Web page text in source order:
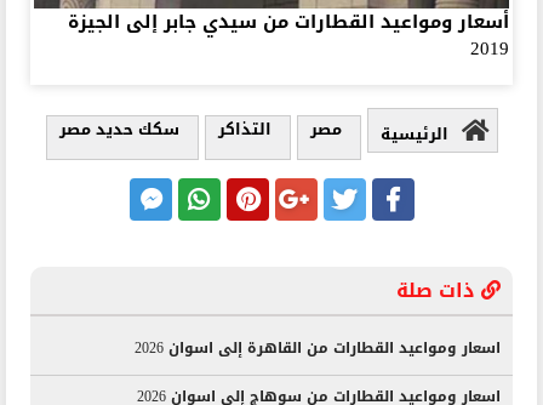
أسعار ومواعيد القطارات من سيدي جابر إلى الجيزة
2019
الرئيسية مصر التذاكر سكك حديد مصر
ذات صلة
اسعار ومواعيد القطارات من القاهرة إلى اسوان 2026
اسعار ومواعيد القطارات من سوهاج إلى اسوان 2026